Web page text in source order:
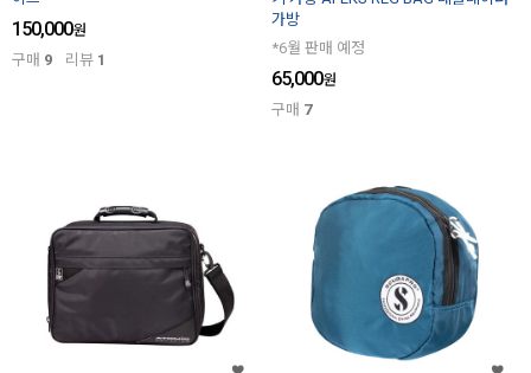
150,000원
구매 9 리뷰 1
가방
*6월 판매 예정
65,000원
구매 7